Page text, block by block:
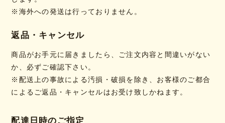
※海外への発送は行っておりません。
返品・キャンセル
商品がお手元に届きましたら、ご注文内容と間違いがない
か、必ずご確認下さい。
※配送上の事故による汚損・破損を除き、お客様のご都合
によるご返品・キャンセルはお受け致しかねます。
配達日時のご指定